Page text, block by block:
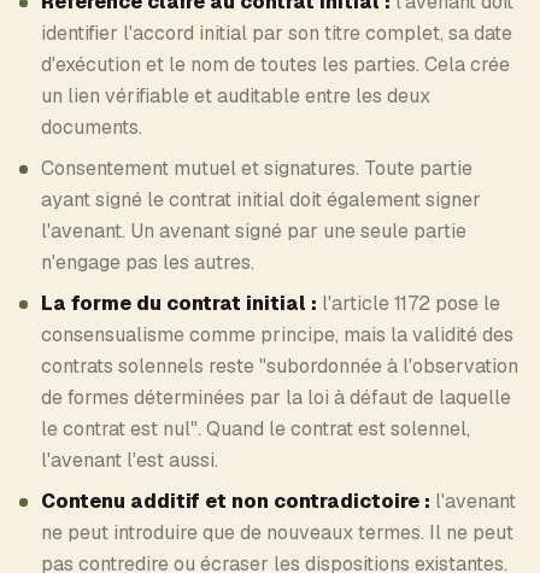
identifier l'accord initial par son titre complet, sa date
d'exécution et le nom de toutes les parties. Cela crée
un lien vérifiable et auditable entre les deux
documents.
Consentement mutuel et signatures. Toute partie
ayant signé le contrat initial doit également signer
l'avenant. Un avenant signé par une seule partie
n'engage pas les autres.
La forme du contrat initial : l'article 1172 pose le
consensualisme comme principe, mais la validité des
contrats solennels reste "subordonnée à l'observation
de formes déterminées par la loi à défaut de laquelle
le contrat est nul". Quand le contrat est solennel,
l'avenant l'est aussi.
Contenu additif et non contradictoire : l'avenant
ne peut introduire que de nouveaux termes. Il ne peut
pas contredire ou écraser les dispositions existantes.